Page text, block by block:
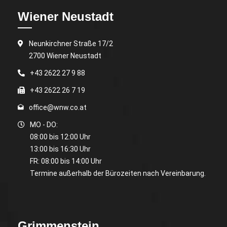
Wiener Neustadt
Neunkirchner Straße 17/2
2700 Wiener Neustadt
+43 2622 27 9 88
+43 2622 26 7 19
office@wnw.co.at
MO - DO:
08:00 bis 12:00 Uhr
13:00 bis 16:30 Uhr
FR: 08:00 bis 14:00 Uhr
Termine außerhalb der Bürozeiten nach Vereinbarung.